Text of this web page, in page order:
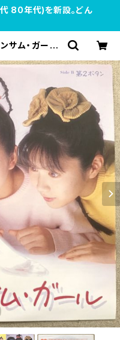
年代)を新設。どん
サム・ガール